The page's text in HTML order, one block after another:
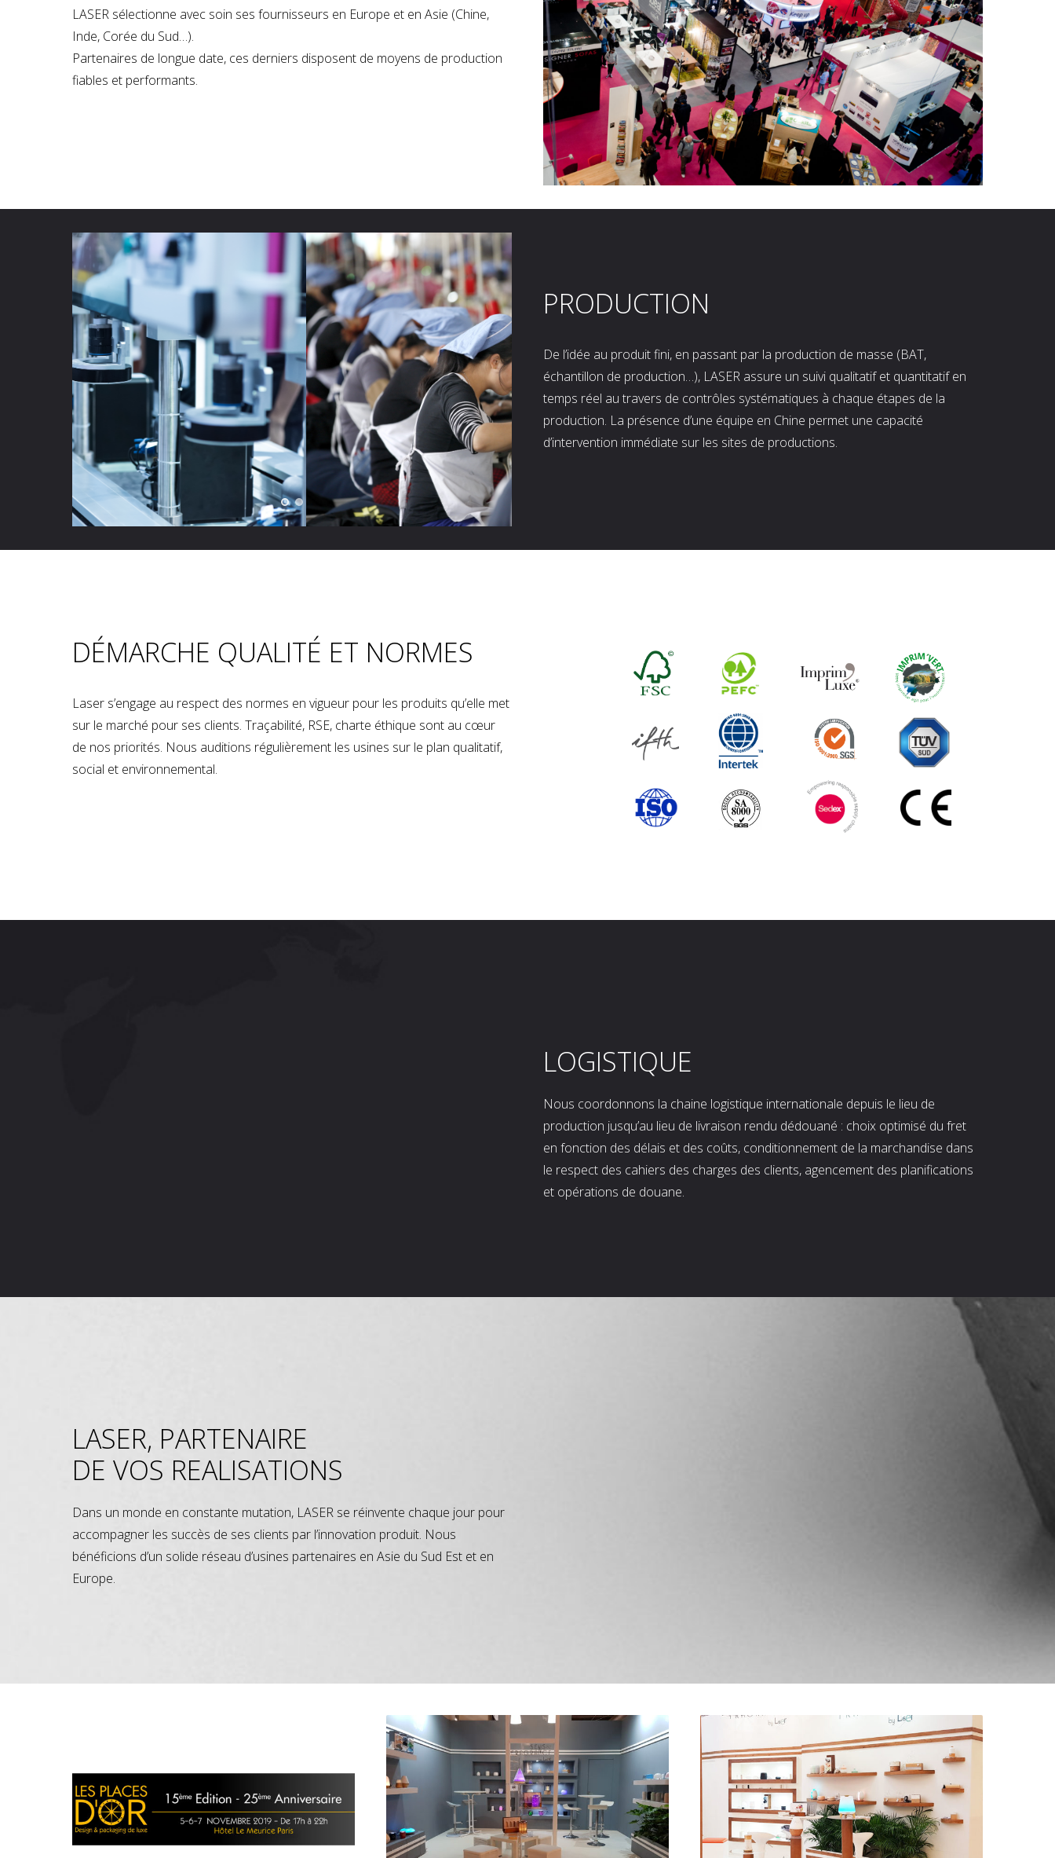
LASER sélectionne avec soin ses fournisseurs en Europe et en Asie (Chine,
Inde, Corée du Sud…).
Partenaires de longue date, ces derniers disposent de moyens de production
fiables et performants.
PRODUCTION
De l’idée au produit fini, en passant par la production de masse (BAT,
échantillon de production…), LASER assure un suivi qualitatif et quantitatif en
temps réel au travers de contrôles systématiques à chaque étapes de la
production. La présence d’une équipe en Chine permet une capacité
d’intervention immédiate sur les sites de productions.
DÉMARCHE QUALITÉ ET NORMES
Laser s’engage au respect des normes en vigueur pour les produits qu’elle met
sur le marché pour ses clients. Traçabilité, RSE, charte éthique sont au cœur
de nos priorités. Nous auditions régulièrement les usines sur le plan qualitatif,
social et environnemental.
LOGISTIQUE
Nous coordonnons la chaine logistique internationale depuis le lieu de
production jusqu’au lieu de livraison rendu dédouané : choix optimisé du fret
en fonction des délais et des coûts, conditionnement de la marchandise dans
le respect des cahiers des charges des clients, agencement des planifications
et opérations de douane.
LASER, PARTENAIRE
DE VOS REALISATIONS
Dans un monde en constante mutation, LASER se réinvente chaque jour pour
accompagner les succès de ses clients par l’innovation produit. Nous
bénéficions d’un solide réseau d’usines partenaires en Asie du Sud Est et en
Europe.